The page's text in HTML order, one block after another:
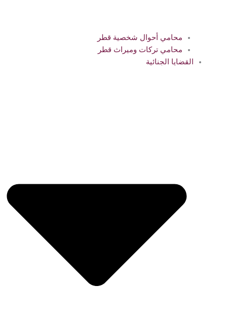
محامي أحوال شخصية قطر
محامي تركات وميراث قطر
القضايا الجنائية